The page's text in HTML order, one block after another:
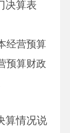
决算表
经营预算
预算财政
算情况说